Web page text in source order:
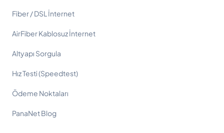
Fiber / DSL İnternet
AirFiber Kablosuz İnternet
Altyapı Sorgula
Hız Testi (Speedtest)
Ödeme Noktaları
PanaNet Blog